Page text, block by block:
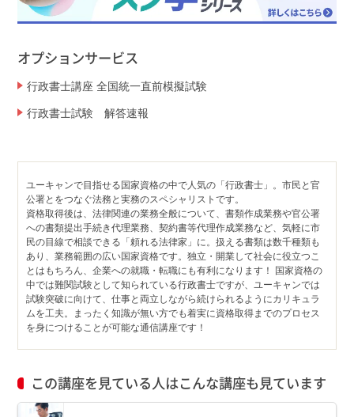
オプションサービス
行政書士講座 全国統一直前模擬試験
行政書士試験 解答速報
ユーキャンで目指せる国家資格の中で人気の「行政書士」。市民と官
公署とをつなぐ法務と実務のスペシャリストです。
資格取得後は、法律関連の業務全般について、書類作成業務や官公署
への書類提出手続き代理業務、契約書等代理作成業務など、気軽に市
民の目線で相談できる「頼れる法律家」に。扱える書類は数千種類も
あり、業務範囲の広い国家資格です。独立・開業して社会に役立つこ
とはもちろん、企業への就職・転職にも有利になります！ 国家資格の
中では難関試験として知られている行政書士ですが、ユーキャンでは
試験突破に向けて、仕事と両立しながら続けられるようにカリキュラ
ムを工夫。まったく知識が無い方でも着実に資格取得までのプロセス
を身につけることが可能な通信講座です！
この講座を見ている人はこんな講座も見ています